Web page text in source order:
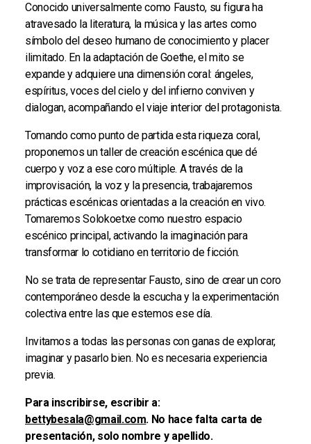
Conocido universalmente como Fausto, su figura ha
atravesado la literatura, la música y las artes como
símbolo del deseo humano de conocimiento y placer
ilimitado. En la adaptación de Goethe, el mito se
expande y adquiere una dimensión coral: ángeles,
espíritus, voces del cielo y del infierno conviven y
dialogan, acompañando el viaje interior del protagonista.
Tomando como punto de partida esta riqueza coral,
proponemos un taller de creación escénica que dé
cuerpo y voz a ese coro múltiple. A través de la
improvisación, la voz y la presencia, trabajaremos
prácticas escénicas orientadas a la creación en vivo.
Tomaremos Solokoetxe como nuestro espacio
escénico principal, activando la imaginación para
transformar lo cotidiano en territorio de ficción.
No se trata de representar Fausto, sino de crear un coro
contemporáneo desde la escucha y la experimentación
colectiva entre las que estemos ese día.
Invitamos a todas las personas con ganas de explorar,
imaginar y pasarlo bien. No es necesaria experiencia
previa.
Para inscribirse, escribir a:
bettybesala@gmail.com. No hace falta carta de
presentación, solo nombre y apellido.